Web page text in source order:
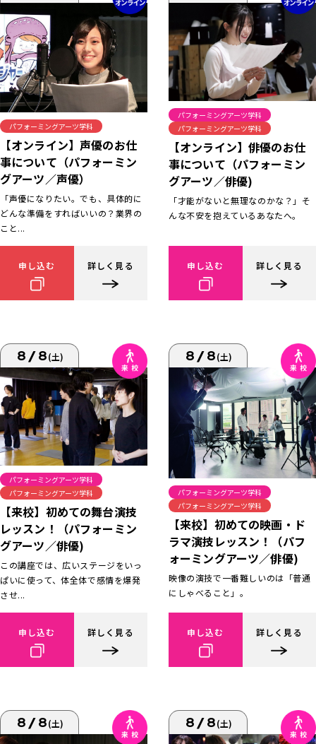
パフォーミングアーツ学科
【オンライン】声優のお仕
事について（パフォーミン
グアーツ／声優）
「声優になりたい。でも、具体的に
どんな準備をすればいいの？業界の
こと...
申し込む 詳しく見る
パフォーミングアーツ学科
パフォーミングアーツ学科
【オンライン】俳優のお仕
事について（パフォーミン
グアーツ／俳優)
「才能がないと無理なのかな？」そ
んな不安を抱えているあなたへ。
申し込む 詳しく見る
8/8(土)
パフォーミングアーツ学科
パフォーミングアーツ学科
【来校】初めての舞台演技
レッスン！（パフォーミン
グアーツ／俳優)
この講座では、広いステージをいっ
ぱいに使って、体全体で感情を爆発
させ...
申し込む 詳しく見る
8/8(土)
パフォーミングアーツ学科
パフォーミングアーツ学科
【来校】初めての映画・ド
ラマ演技レッスン！（パフ
ォーミングアーツ／俳優)
映像の演技で一番難しいのは「普通
にしゃべること」。
申し込む 詳しく見る
8/8(土) 8/8(土)